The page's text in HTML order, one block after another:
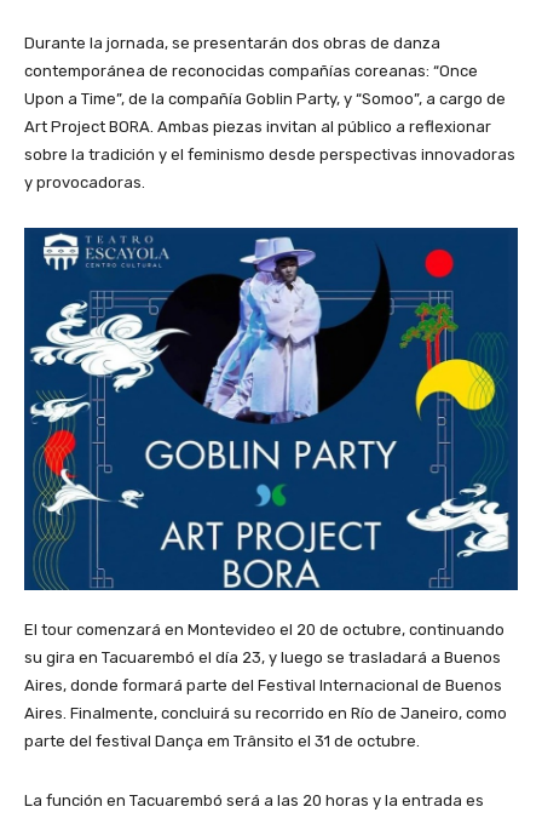
Durante la jornada, se presentarán dos obras de danza
contemporánea de reconocidas compañías coreanas: “Once
Upon a Time”, de la compañía Goblin Party, y “Somoo”, a cargo de
Art Project BORA. Ambas piezas invitan al público a reflexionar
sobre la tradición y el feminismo desde perspectivas innovadoras
y provocadoras.
El tour comenzará en Montevideo el 20 de octubre, continuando
su gira en Tacuarembó el día 23, y luego se trasladará a Buenos
Aires, donde formará parte del Festival Internacional de Buenos
Aires. Finalmente, concluirá su recorrido en Río de Janeiro, como
parte del festival Dança em Trânsito el 31 de octubre.
La función en Tacuarembó será a las 20 horas y la entrada es